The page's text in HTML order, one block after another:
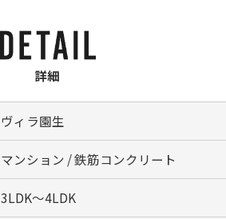
詳細
ヴィラ園生
マンション / 鉄筋コンクリート
3LDK～4LDK